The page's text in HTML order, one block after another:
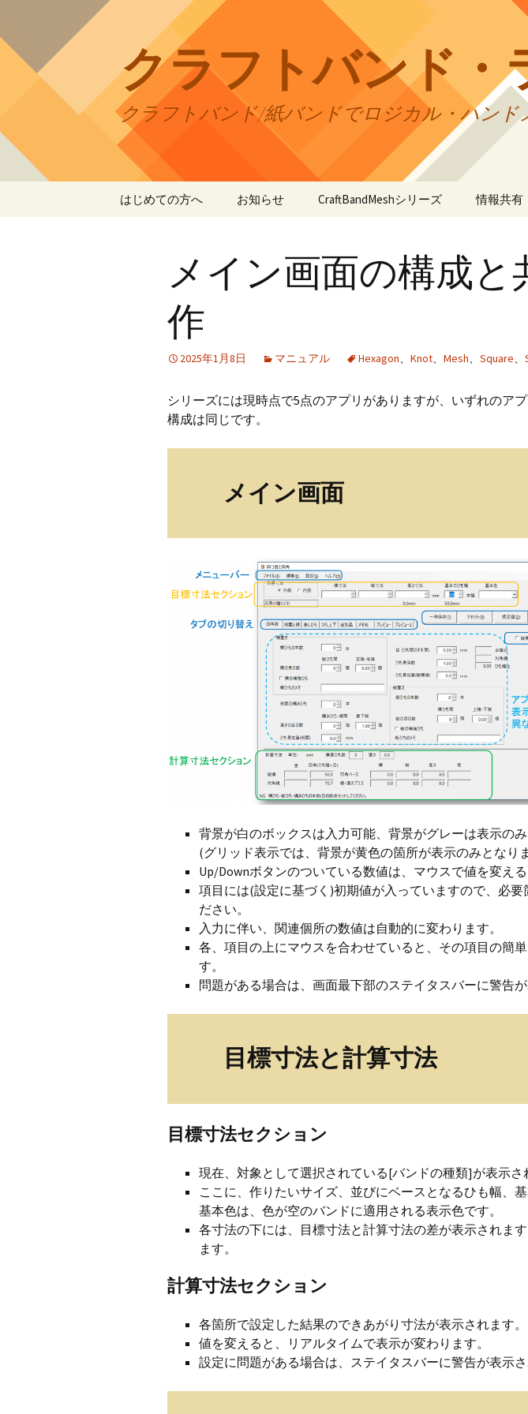
テ
キ
プ
クラフトバンド・
クラフトバンド/紙バンドでロジカル・ハンド
はじめての方へ お知らせ CraftBandMeshシリーズ
CraftBandSquare45
例
起動するまで お任せイ
データについて
情報共有
ユーザ
メイン画面の構成と
作
2025年1月8日 マニュアル Hexagon、 Knot、 Mesh、 Square、
シリーズには現時点で5点のアプリがありますが、いずれのア
構成は同じです。
メイン画面
背景が白のボックスは入力可能、背景がグレーは表示のみ
(グリッド表示では、背景が黄色の箇所が表示のみとなり
Up/Downボタンのついている数値は、マウスで値を変える
項目には(設定に基づく)初期値が入っていますので、必要
ださい。
入力に伴い、関連個所の数値は自動的に変わります。
各、項目の上にマウスを合わせていると、その項目の簡
す。
問題がある場合は、画面最下部のステイタスバーに警告が
目標寸法と計算寸法
目標寸法セクション
現在、対象として選択されている[バンドの種類]が表示さ
ここに、作りたいサイズ、並びにベースとなるひも幅、基
基本色は、色が空のバンドに適用される表示色です。
各寸法の下には、目標寸法と計算寸法の差が表示されま
ます。
計算寸法セクション
各箇所で設定した結果のできあがり寸法が表示されます。
値を変えると、リアルタイムで表示が変わります。
設定に問題がある場合は、ステイタスバーに警告が表示さ